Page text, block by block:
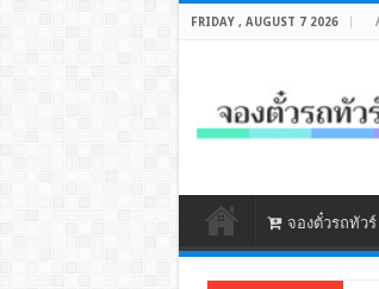
FRIDAY , AUGUST 7 2026
จองตั๋วรถทัว